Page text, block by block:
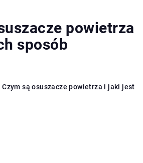
powietrza
sposób
Czym są osuszacze powietrza i jaki jest